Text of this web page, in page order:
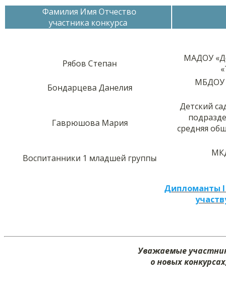
Фамилия Имя Отчество
участника конкурса
Рябов Степан
МАДОУ
Бондарцева Данелия
МБДОУ
Гаврюшова Мария
Детский
средняя
Воспитанники 1 младшей группы
Дипломанты I
Уважаемые
о новых